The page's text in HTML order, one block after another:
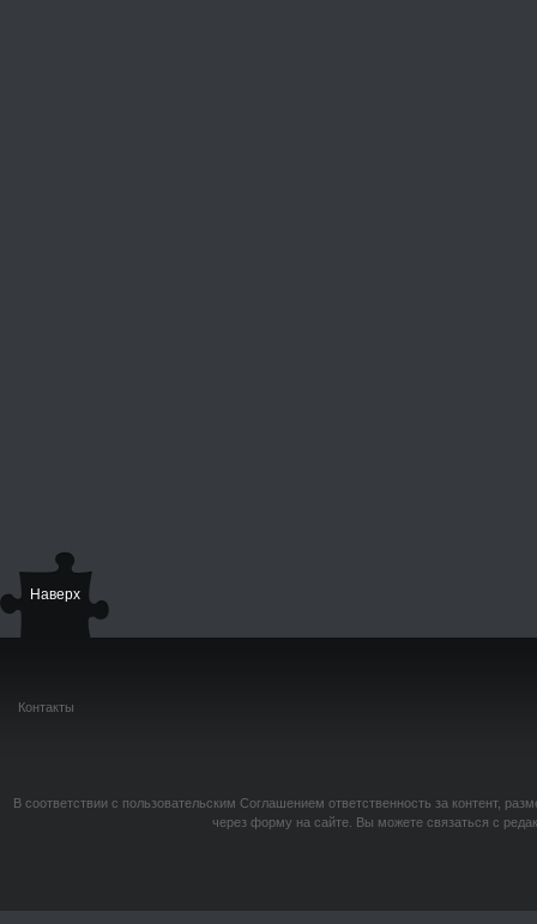
Наверх
Контакты
В соответствии с пользовательским Соглашением ответственность за контент,
через форму на сайте. Вы можете связаться с